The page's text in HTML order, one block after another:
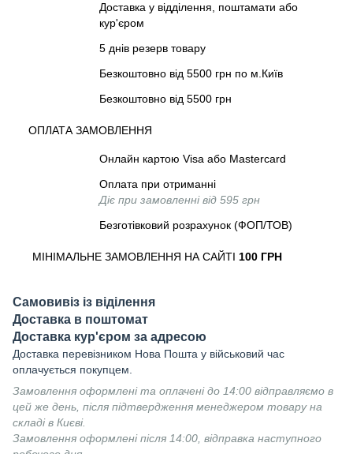
Доставка у відділення, поштамати або
кур'єром
5 днів резерв товару
Безкоштовно від 5500 грн по м.Київ
Безкоштовно від 5500 грн
ОПЛАТА ЗАМОВЛЕННЯ
Онлайн картою Visa або Mastercard
Оплата при отриманні
Діє при замовленні від 595 грн
Безготівковий розрахунок (ФОП/ТОВ)
МІНІМАЛЬНЕ ЗАМОВЛЕННЯ НА САЙТІ 100 ГРН
Самовивіз із віділення
Доставка в поштомат
Доставка кур'єром за адресою
Доставка перевізником Нова Пошта у військовий час
оплачується покупцем.
Замовлення оформлені та оплачені до 14:00 відправляємо в
цей же день, після підтвердження менеджером товару на
складі в Києві.
Замовлення оформлені після 14:00, відправка наступного